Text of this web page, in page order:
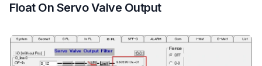
Float On Servo Valve Output